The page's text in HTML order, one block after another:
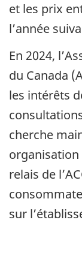
et les prix
l’année
En 2024,
du Canada
les intérêts
cherche
relais de
sur